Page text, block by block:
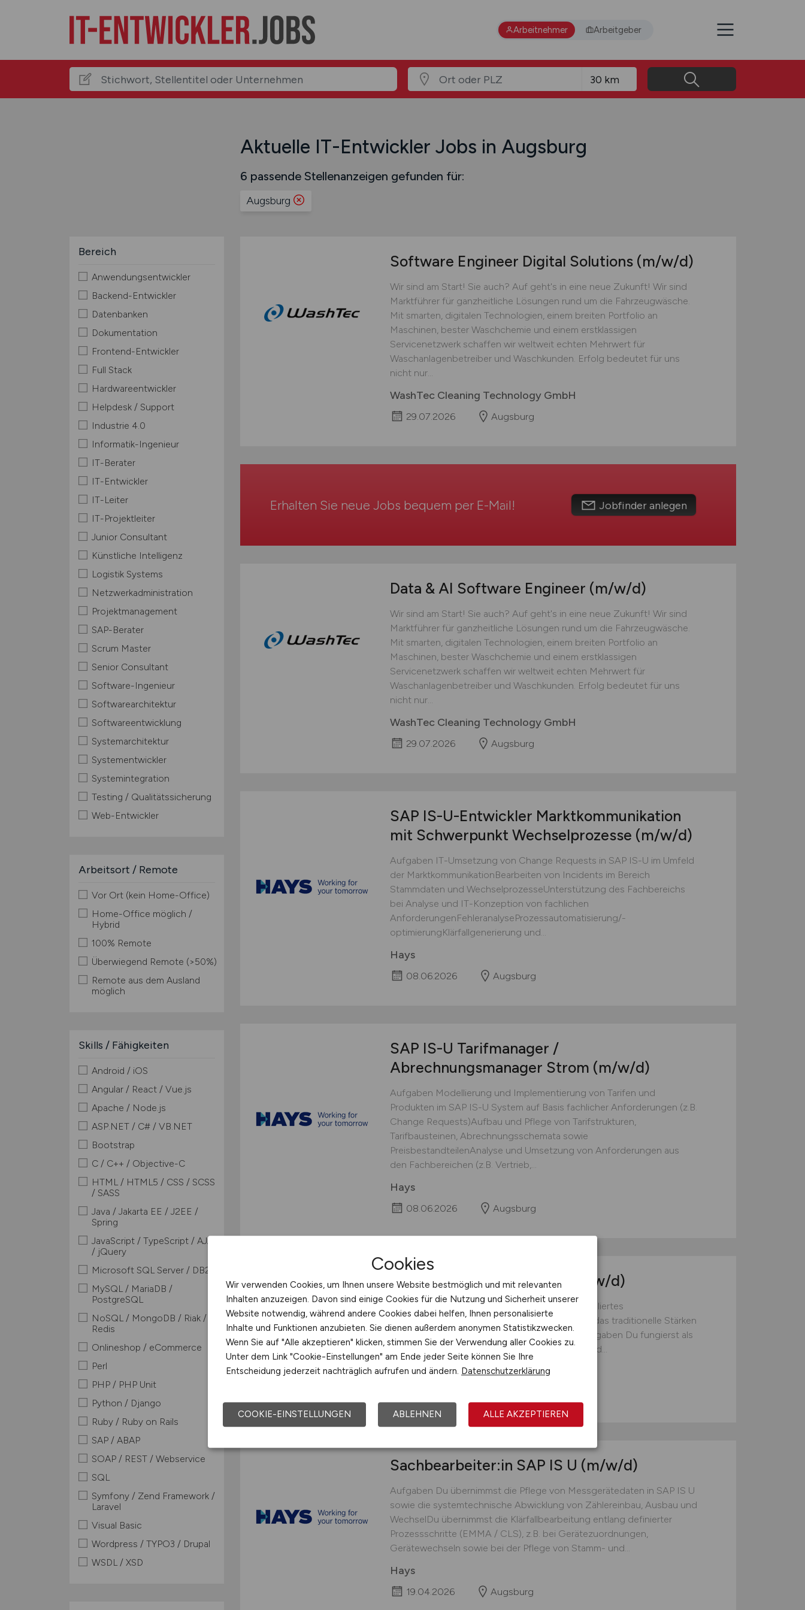
Arbeitnehmer Arbeitgeber
Aktuelle IT-Entwickler Jobs in Augsburg
6 passende Stellenanzeigen gefunden für:
Augsburg
Bereich
Anwendungsentwickler
Backend-Entwickler
Datenbanken
Dokumentation
Frontend-Entwickler
Full Stack
Hardwareentwickler
Helpdesk / Support
Industrie 4.0
Informatik-Ingenieur
IT-Berater
IT-Entwickler
IT-Leiter
IT-Projektleiter
Junior Consultant
Künstliche Intelligenz
Logistik Systems
Netzwerkadministration
Projektmanagement
SAP-Berater
Scrum Master
Senior Consultant
Software-Ingenieur
Softwarearchitektur
Softwareentwicklung
Systemarchitektur
Systementwickler
Systemintegration
Testing / Qualitätssicherung
Web-Entwickler
Arbeitsort / Remote
Vor Ort (kein Home-Office)
Home-Office möglich /
Hybrid
100% Remote
Überwiegend Remote (>50%)
Remote aus dem Ausland
möglich
Skills / Fähigkeiten
Android / iOS
Angular / React / Vue.js
Apache / Node.js
ASP.NET / C# / VB.NET
Bootstrap
C / C++ / Objective-C
HTML / HTML5 / CSS / SCSS
/ SASS
Java / Jakarta EE / J2EE /
Spring
JavaScript / TypeScript / AJAX
/ jQuery
Microsoft SQL Server / DB2
MySQL / MariaDB /
PostgreSQL
NoSQL / MongoDB / Riak /
Redis
Onlineshop / eCommerce
Perl
PHP / PHP Unit
Python / Django
Ruby / Ruby on Rails
SAP / ABAP
SOAP / REST / Webservice
SQL
Symfony / Zend Framework /
Laravel
Visual Basic
Wordpress / TYPO3 / Drupal
WSDL / XSD
Software Engineer Digital Solutions (m/w/d)
Wir sind am Start! Sie auch? Auf geht's in eine neue Zukunft! Wir sind
Marktführer für ganzheitliche Lösungen rund um die Fahrzeugwäsche.
Mit smarten, digitalen Technologien, einem breiten Portfolio an
Maschinen, bester Waschchemie und einem erstklassigen
Servicenetzwerk schaffen wir weltweit echten Mehrwert für
Waschanlagenbetreiber und Waschkunden. Erfolg bedeutet für uns
nicht nur...
WashTec Cleaning Technology GmbH
29.07.2026 Augsburg
Erhalten Sie neue Jobs bequem per E-Mail! Jobfinder anlegen
Data & AI Software Engineer (m/w/d)
Wir sind am Start! Sie auch? Auf geht's in eine neue Zukunft! Wir sind
Marktführer für ganzheitliche Lösungen rund um die Fahrzeugwäsche.
Mit smarten, digitalen Technologien, einem breiten Portfolio an
Maschinen, bester Waschchemie und einem erstklassigen
Servicenetzwerk schaffen wir weltweit echten Mehrwert für
Waschanlagenbetreiber und Waschkunden. Erfolg bedeutet für uns
nicht nur...
WashTec Cleaning Technology GmbH
29.07.2026 Augsburg
SAP IS-U-Entwickler Marktkommunikation
mit Schwerpunkt Wechselprozesse (m/w/d)
Aufgaben IT-Umsetzung von Change Requests in SAP IS-U im Umfeld
der MarktkommunikationBearbeiten von Incidents im Bereich
Stammdaten und WechselprozesseUnterstützung des Fachbereichs
bei Analyse und IT-Konzeption von fachlichen
AnforderungenFehleranalyseProzessautomatisierung/-
optimierungKlärfallgenerierung und...
Hays
08.06.2026 Augsburg
SAP IS-U Tarifmanager /
Abrechnungsmanager Strom (m/w/d)
Aufgaben Modellierung und Implementierung von Tarifen und
Produkten im SAP IS-U System auf Basis fachlicher Anforderungen (z.B.
Change Requests)Aufbau und Pflege von Tarifstrukturen,
Tarifbausteinen, Abrechnungsschemata sowie
PreisbestandteilenAnalyse und Umsetzung von Anforderungen aus
den Fachbereichen (z.B. Vertrieb,...
Hays
08.06.2026 Augsburg
SAP Application Manager (m/w/d)
Über das Unternehmen Unser Kunde ist ein etabliertes
Unternehmensverbund mit regionalen Wurzeln, das traditionelle Stärken
mit modernen, digitalen Ansätzen verbindet Aufgaben Du fungierst als
Schnittstelle zwischen Fachbereichen und IT und...
Hays
Sachbearbeiter:in SAP IS U (m/w/d)
Aufgaben Du übernimmst die Pflege von Messgerätedaten in SAP IS U
sowie die systemtechnische Abwicklung von Zählereinbau, Ausbau und
WechselDu übernimmst die Klärfallbearbeitung entlang definierter
Prozessschritte (EMMA / CLS), z.B. bei Gerätezuordnungen,
Gerätewechseln sowie bei der Pflege von Stamm- und...
Hays
19.04.2026 Augsburg
Cookies
Wir verwenden Cookies, um Ihnen unsere Website bestmöglich und mit relevanten
Inhalten anzuzeigen. Davon sind einige Cookies für die Nutzung und Sicherheit unserer
Website notwendig, während andere Cookies dabei helfen, Ihnen personalisierte
Inhalte und Funktionen anzubieten. Sie dienen außerdem anonymen Statistikzwecken.
Wenn Sie auf "Alle akzeptieren" klicken, stimmen Sie der Verwendung aller Cookies zu.
Unter dem Link "Cookie-Einstellungen" am Ende jeder Seite können Sie Ihre
Entscheidung jederzeit nachträglich aufrufen und ändern. Datenschutzerklärung
COOKIE-EINSTELLUNGEN ABLEHNEN ALLE AKZEPTIEREN